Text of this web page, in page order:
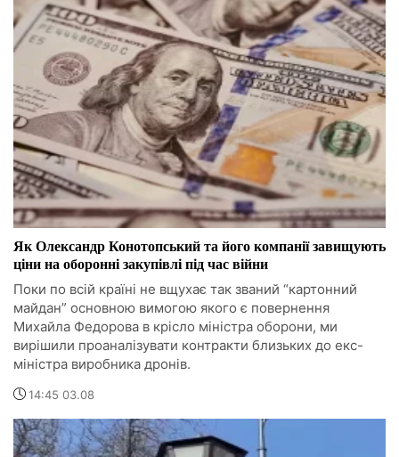
Як Олександр Конотопський та його компанії завищують
ціни на оборонні закупівлі під час війни
Поки по всій країні не вщухає так званий “картонний
майдан” основною вимогою якого є повернення
Михайла Федорова в крісло міністра оборони, ми
вирішили проаналізувати контракти близьких до екс-
міністра виробника дронів.
14:45 03.08